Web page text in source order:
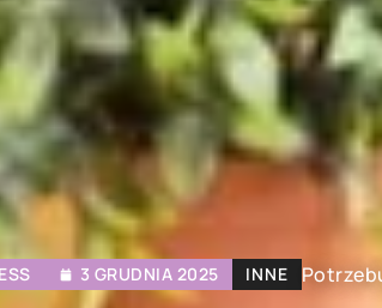
3 GRUDNIA 2025 INNE